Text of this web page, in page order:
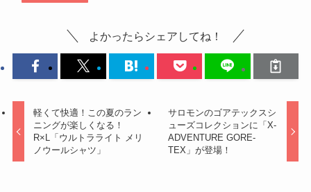
よかったらシェアしてね！
軽くて快適！この夏のラン
ニングが楽しくなる！
R×L「ウルトラライト メリ
ノウールシャツ」
サロモンのゴアテックスシ
ューズコレクションに「X-
ADVENTURE GORE-
TEX」が登場！